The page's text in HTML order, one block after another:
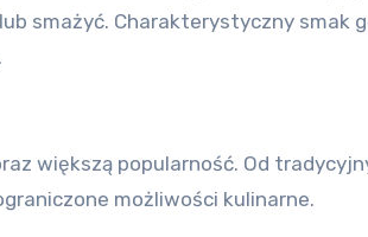
smażyć. Charakterystyczny smak
większą popularność. Od
możliwości kulinarne.